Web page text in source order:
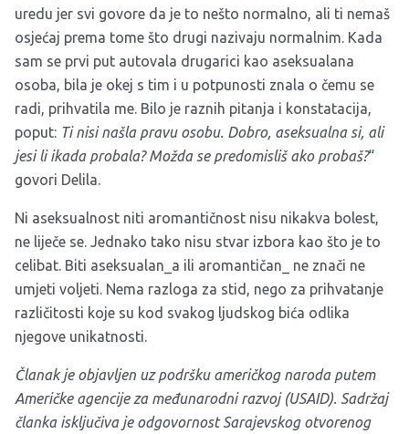
uredu jer svi govore da je to nešto normalno, ali ti nemaš
osjećaj prema tome što drugi nazivaju normalnim. Kada
sam se prvi put autovala drugarici kao aseksualana
osoba, bila je okej s tim i u potpunosti znala o čemu se
radi, prihvatila me. Bilo je raznih pitanja i konstatacija,
poput: Ti nisi našla pravu osobu. Dobro, aseksualna si, ali
jesi li ikada probala? Možda se predomisliš ako probaš?“
govori Delila.
Ni aseksualnost niti aromantičnost nisu nikakva bolest,
ne liječe se. Jednako tako nisu stvar izbora kao što je to
celibat. Biti aseksualan_a ili aromantičan_ ne znači ne
umjeti voljeti. Nema razloga za stid, nego za prihvatanje
različitosti koje su kod svakog ljudskog bića odlika
njegove unikatnosti.
Članak je objavljen uz podršku američkog naroda putem
Američke agencije za međunarodni razvoj (USAID). Sadržaj
članka isključiva je odgovornost Sarajevskog otvorenog